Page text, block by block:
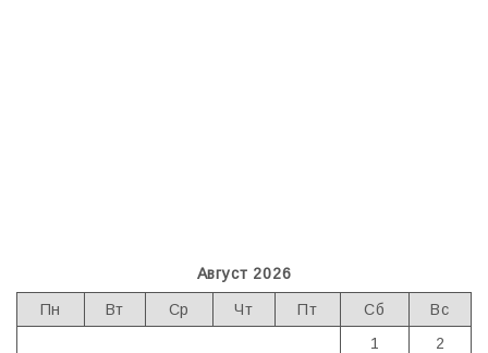
Август 2026
Пн Вт Ср Чт Пт Сб
Вс
1
2